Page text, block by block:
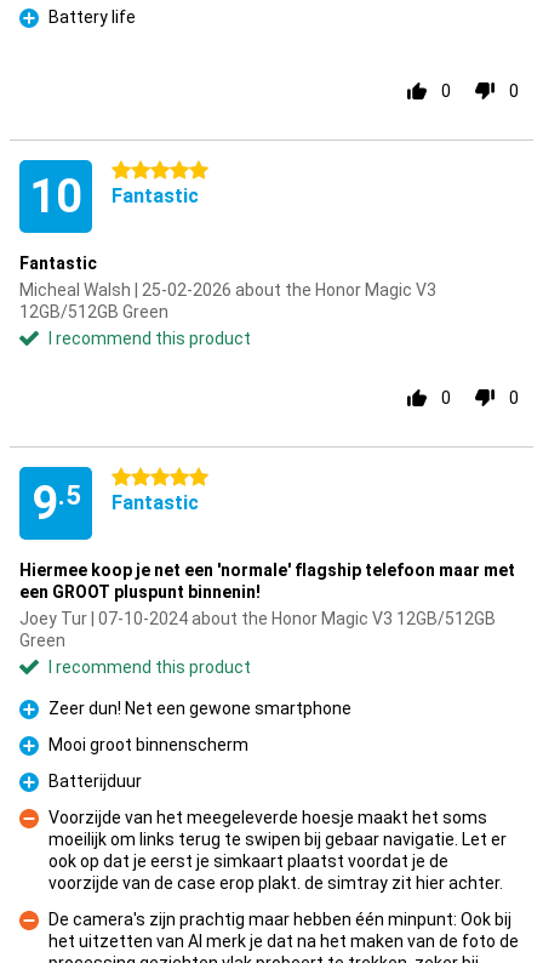
Pro
Battery life
0 0
10 5 stars
Fantastic
Fantastic
Micheal Walsh | 25-02-2026 about the Honor Magic V3
12GB/512GB Green
I recommend this product
0 0
9.5
5 stars
Fantastic
Hiermee koop je net een 'normale' flagship telefoon maar met
een GROOT pluspunt binnenin!
Joey Tur | 07-10-2024 about the Honor Magic V3 12GB/512GB
Green
I recommend this product
Pro
Zeer dun! Net een gewone smartphone
Pro
Mooi groot binnenscherm
Pro
Batterijduur
Con
Voorzijde van het meegeleverde hoesje maakt het soms
moeilijk om links terug te swipen bij gebaar navigatie. Let er
ook op dat je eerst je simkaart plaatst voordat je de
voorzijde van de case erop plakt. de simtray zit hier achter.
De camera's zijn prachtig maar hebben één minpunt: Ook bij
het uitzetten van AI merk je dat na het maken van de foto de